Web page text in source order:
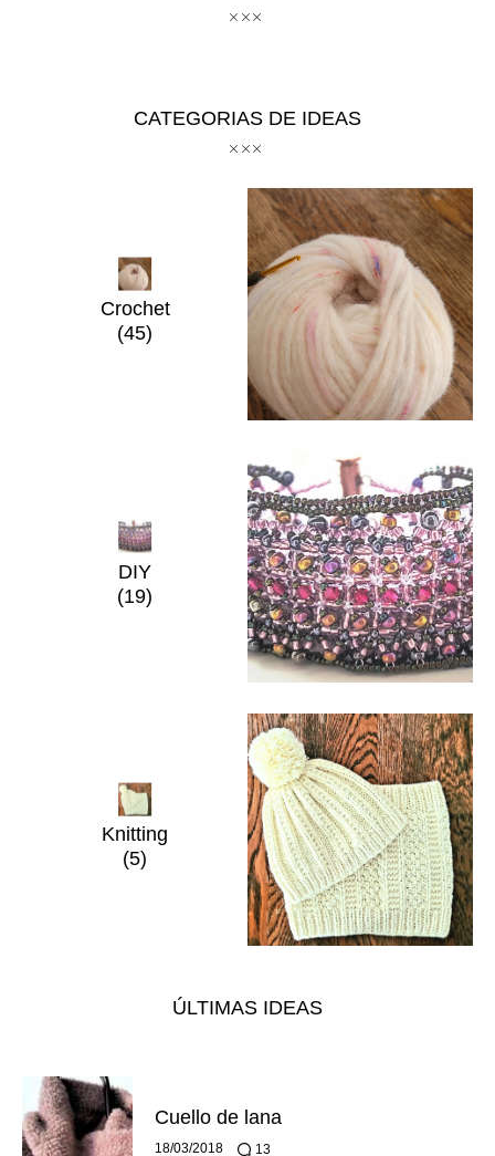
CATEGORIAS DE IDEAS
Crochet
(45)
DIY
(19)
Knitting
(5)
ÚLTIMAS IDEAS
Cuello de lana
18/03/2018 13